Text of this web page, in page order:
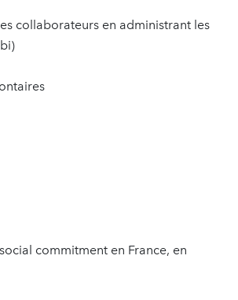
collaborateurs en administrant les
commitment en France, en